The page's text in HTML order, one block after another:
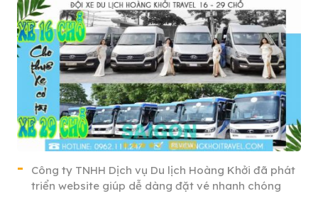
Công ty TNHH Dịch vụ Du lịch Hoàng Khởi đã phát
triển website giúp dễ dàng đặt vé nhanh chóng